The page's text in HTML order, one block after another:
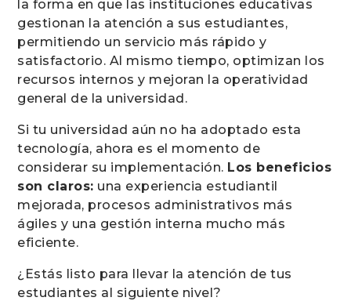
la forma en que las instituciones educativas
gestionan la atención a sus estudiantes,
permitiendo un servicio más rápido y
satisfactorio. Al mismo tiempo, optimizan los
recursos internos y mejoran la operatividad
general de la universidad.
Si tu universidad aún no ha adoptado esta
tecnología, ahora es el momento de
considerar su implementación. Los beneficios
son claros: una experiencia estudiantil
mejorada, procesos administrativos más
ágiles y una gestión interna mucho más
eficiente.
¿Estás listo para llevar la atención de tus
estudiantes al siguiente nivel?